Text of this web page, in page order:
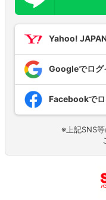
Yahoo!
Googleでログ
Facebookで
※上記SNS